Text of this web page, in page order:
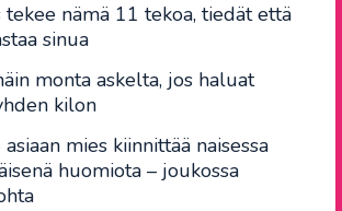
tekee nämä 11 tekoa, tiedät että
sinua
monta askelta, jos haluat
kilon
mies kiinnittää naisessa
huomiota – joukossa